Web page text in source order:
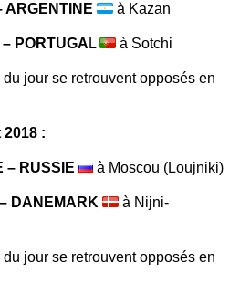
ARGENTINE à Kazan
PORTUGA L à Sotchi
jour se retrouvent opposés en
:
– RUSSIE à Moscou (Loujniki)
DANEMARK
à Nijni-
jour se retrouvent opposés en